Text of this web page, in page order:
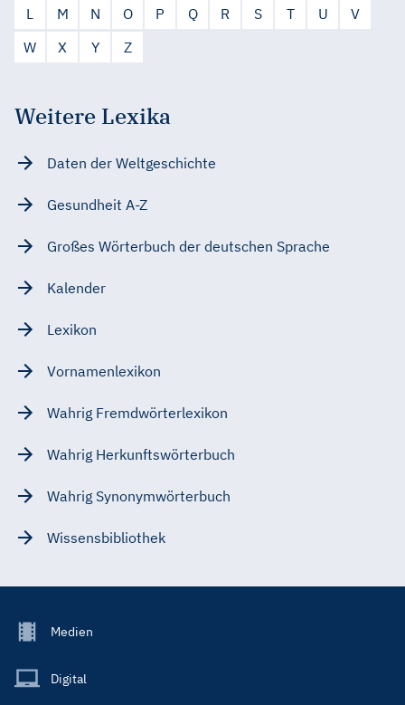
L
M N O P Q R S T U
V
W
X Y Z
Weitere Lexika
Daten der Weltgeschichte
Gesundheit A-Z
Großes Wörterbuch der deutschen Sprache
Kalender
Lexikon
Vornamenlexikon
Wahrig Fremdwörterlexikon
Wahrig Herkunftswörterbuch
Wahrig Synonymwörterbuch
Wissensbibliothek
Footer
Main
Medien
Digital